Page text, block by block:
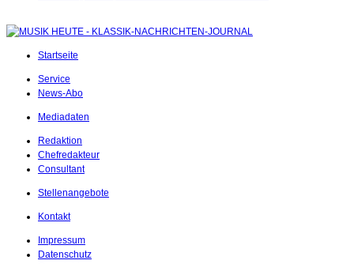
Startseite
Service
News-Abo
Mediadaten
Redaktion
Chefredakteur
Consultant
Stellenangebote
Kontakt
Impressum
Datenschutz